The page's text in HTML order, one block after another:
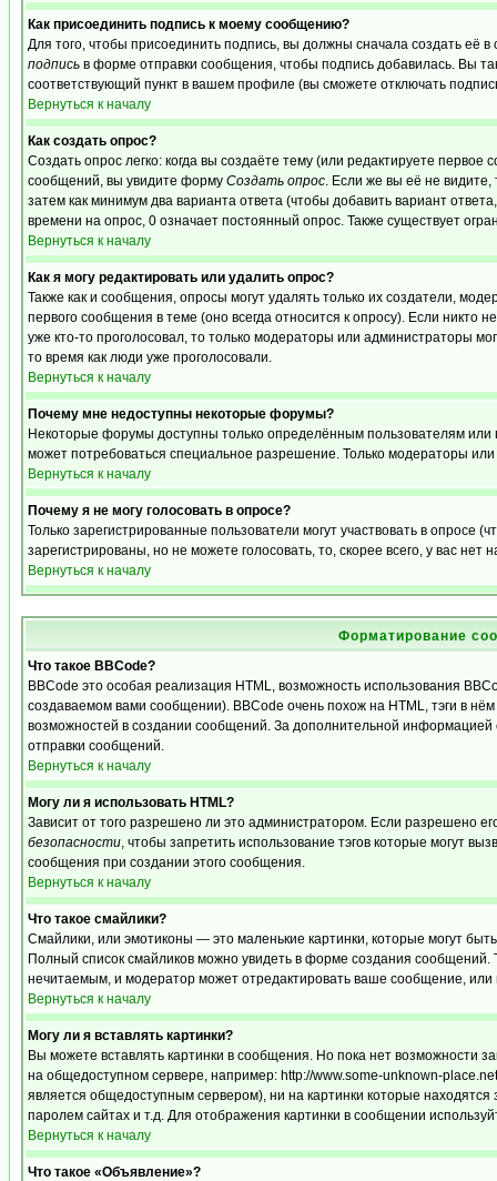
Как присоединить подпись к моему сообщению?
Для того, чтобы присоединить подпись, вы должны сначала создать её
подпись в форме отправки сообщения, чтобы подпись добавилась. Вы
соответствующий пункт в вашем профиле (вы сможете отключать
Вернуться к началу
Как создать опрос?
Создать опрос легко: когда вы создаёте тему (или редактируете
сообщений, вы увидите форму Создать опрос. Если же вы её не видите,
затем как минимум два варианта ответа (чтобы добавить вариант
времени на опрос, 0 означает постоянный опрос. Также существует
Вернуться к началу
Как я могу редактировать или удалить опрос?
Также как и сообщения, опросы могут удалять только их создатели,
первого сообщения в теме (оно всегда относится к опросу). Если никто
уже кто-то проголосовал, то только модераторы или администраторы
то время как люди уже проголосовали.
Вернуться к началу
Почему мне недоступны некоторые форумы?
Некоторые форумы доступны только определённым пользователям или
может потребоваться специальное разрешение. Только модераторы
Вернуться к началу
Почему я не могу голосовать в опросе?
Только зарегистрированные пользователи могут участвовать в опросе
зарегистрированы, но не можете голосовать, то, скорее всего, у вас нет
Вернуться к началу
Форматирование
Что такое BBCode?
BBCode это особая реализация HTML, возможность использования
создаваемом вами сообщении). BBCode очень похож на HTML, тэги в
возможностей в создании сообщений. За дополнительной
отправки сообщений.
Вернуться к началу
Могу ли я использовать HTML?
Зависит от того разрешено ли это администратором. Если разрешено
безопасности, чтобы запретить использование тэгов которые могут
сообщения при создании этого сообщения.
Вернуться к началу
Что такое смайлики?
Смайлики, или эмотиконы — это маленькие картинки, которые могут
Полный список смайликов можно увидеть в форме создания сообщений.
нечитаемым, и модератор может отредактировать ваше сообщение, или
Вернуться к началу
Могу ли я вставлять картинки?
Вы можете вставлять картинки в сообщения. Но пока нет возможности
на общедоступном сервере, например: http://www.some-unknown-
является общедоступным сервером), ни на картинки которые
паролем сайтах и т.д. Для отображения картинки в сообщении
Вернуться к началу
Что такое «Объявление»?